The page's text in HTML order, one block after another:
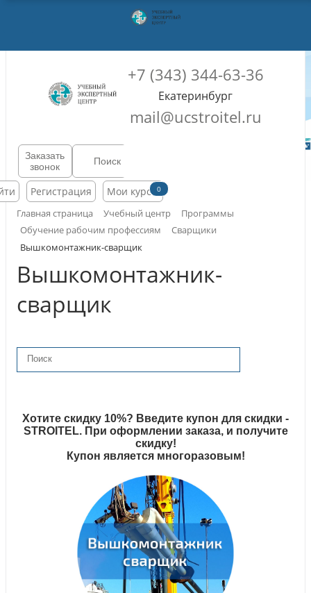
+7 (343) 344-63-36
Екатеринбург
mail@ucstroitel.ru
Заказать
звонок
Регистрация Мои курсы0
Главная страница Учебный центр
Программы
Обучение рабочим профессиям
Сварщики
Вышкомонтажник-сварщик
Вышкомонтажник-
сварщик
Хотите скидку 10%? Введите купон для скидки -
STROITEL. При оформлении заказа, и получите
скидку!
Купон является многоразовым!